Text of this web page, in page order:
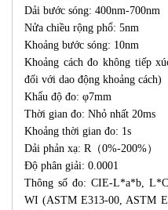
Dải bước sóng: 400nm-700nm
Nửa chiều rộng phổ: 5nm
Khoảng bước sóng: 10nm
Khoảng cách đo không tiếp
đối với dao động khoảng cách)
Khẩu độ đo: φ7mm
Thời gian đo: Nhỏ nhất 20ms
Khoảng thời gian đo: 1s
Dải phản xạ: R（0%-200%）
Độ phân giải: 0.0001
Thông số đo: CIE-L*a*b,
WI (ASTM E313-00, ASTM